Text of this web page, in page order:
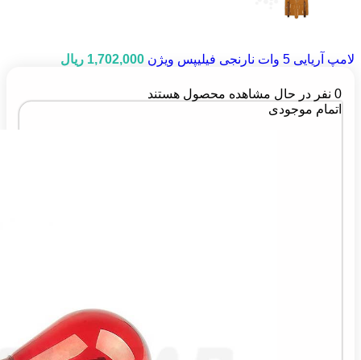
لامپ آریایی 5 وات نارنجی فیلیپس ویژن 1,702,000 ریال
0 نفر در حال مشاهده محصول هستند
اتمام موجودی